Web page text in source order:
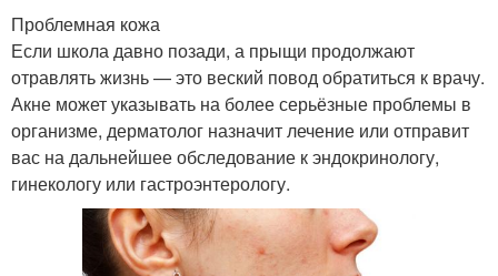
Проблемная кожа
Если школа давно позади, а прыщи продолжают
отравлять жизнь — это веский повод обратиться к врачу.
Акне может указывать на более серьёзные проблемы в
организме, дерматолог назначит лечение или отправит
вас на дальнейшее обследование к эндокринологу,
гинекологу или гастроэнтерологу.